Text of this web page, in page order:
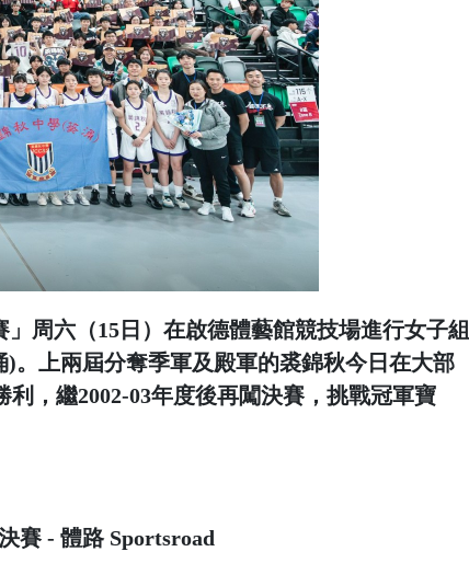
周六（15日）在啟德體藝館競技場進行女子組
。上兩屆分奪季軍及殿軍的裘錦秋今日在大部
，繼2002-03年度後再闖決賽，挑戰冠軍寶
賽 - 體路 Sportsroad